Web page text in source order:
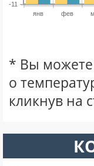
янв фев
-11
* Вы
о
кликнув на